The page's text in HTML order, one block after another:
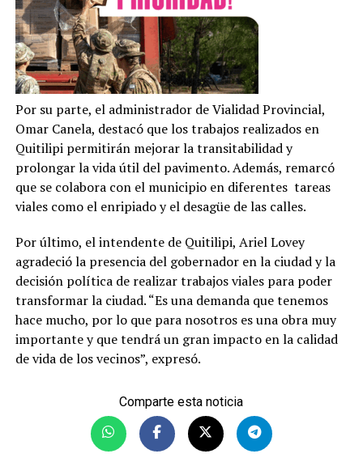
Por su parte, el administrador de Vialidad Provincial,
Omar Canela, destacó que los trabajos realizados en
Quitilipi permitirán mejorar la transitabilidad y
prolongar la vida útil del pavimento. Además, remarcó
que se colabora con el municipio en diferentes tareas
viales como el enripiado y el desagüe de las calles.
Por último, el intendente de Quitilipi, Ariel Lovey
agradeció la presencia del gobernador en la ciudad y la
decisión política de realizar trabajos viales para poder
transformar la ciudad. “Es una demanda que tenemos
hace mucho, por lo que para nosotros es una obra muy
importante y que tendrá un gran impacto en la calidad
de vida de los vecinos”, expresó.
Comparte esta noticia